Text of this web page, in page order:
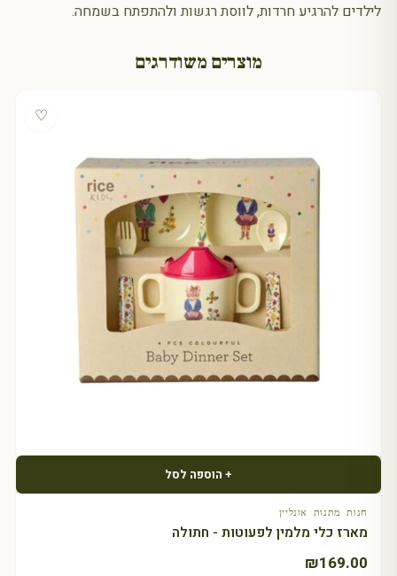
לילדים להרגיע חרדות, לווסת רגשות ולהתפתח בשמחה.
מוצרים משודרגים
♡
+ הוספה לסל
חנות מתנות אונליין
מארז כלי מלמין לפעוטות - חתולה
₪169.00